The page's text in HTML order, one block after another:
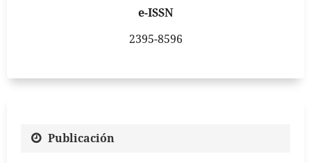
e-ISSN
2395-8596
Publicación